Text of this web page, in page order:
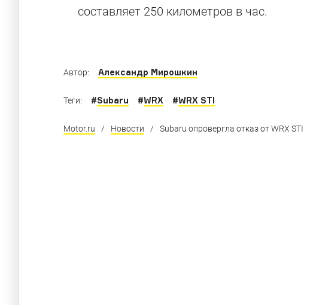
составляет 250 километров в час.
Топ-10 самых важных автомобилей в истории Японии
Автор: Александр Мирошкин
Теги: #Subaru #WRX #WRX STI
Motor.ru / Новости / Subaru опровергла отказ от WRX STI